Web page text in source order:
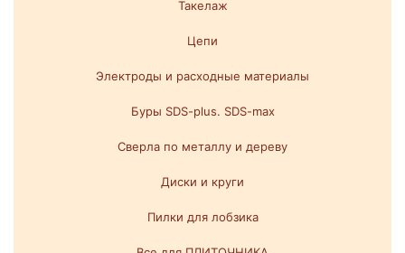
Такелаж
Цепи
Электроды и расходные материалы
Буры SDS-plus. SDS-max
Сверла по металлу и дереву
Диски и круги
Пилки для лобзика